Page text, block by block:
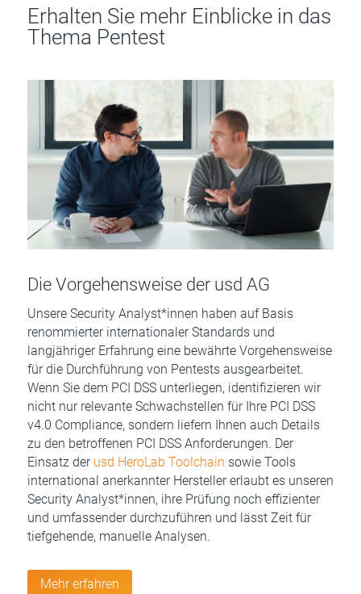
Erhalten Sie mehr Einblicke in das
Thema Pentest
Die Vorgehensweise der usd AG
Unsere Security Analyst*innen haben auf Basis
renommierter internationaler Standards und
langjähriger Erfahrung eine bewährte Vorgehensweise
für die Durchführung von Pentests ausgearbeitet.
Wenn Sie dem PCI DSS unterliegen, identifizieren wir
nicht nur relevante Schwachstellen für Ihre PCI DSS
v4.0 Compliance, sondern liefern Ihnen auch Details
zu den betroffenen PCI DSS Anforderungen. Der
Einsatz der usd HeroLab Toolchain sowie Tools
international anerkannter Hersteller erlaubt es unseren
Security Analyst*innen, ihre Prüfung noch effizienter
und umfassender durchzuführen und lässt Zeit für
tiefgehende, manuelle Analysen.
Mehr erfahren